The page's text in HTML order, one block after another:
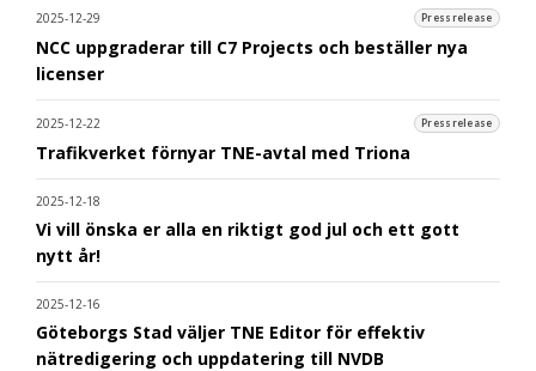
2025-12-29 Pressrelease
NCC uppgraderar till C7 Projects och beställer nya
licenser
2025-12-22 Pressrelease
Trafikverket förnyar TNE-avtal med Triona
2025-12-18
Vi vill önska er alla en riktigt god jul och ett gott
nytt år!
2025-12-16
Göteborgs Stad väljer TNE Editor för effektiv
nätredigering och uppdatering till NVDB